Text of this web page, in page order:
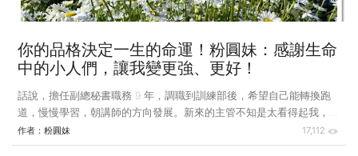
你的品格決定一生的命運！粉圓妹：感謝生命
中的小人們，讓我變更強、更好！
話說，擔任副總秘書職務 9 年，調職到訓練部後，希望自己能轉換跑
道，慢慢學習，朝講師的方向發展。新來的主管不知是太看得起我，還
是想要惡整我，十天前通知我要一次準備十堂課程，一天要準備一堂我
沒聽過的課程資料，這樣的難度非常高。 主管請資深講師 C 君通知
作者： 粉圓妹 17,112